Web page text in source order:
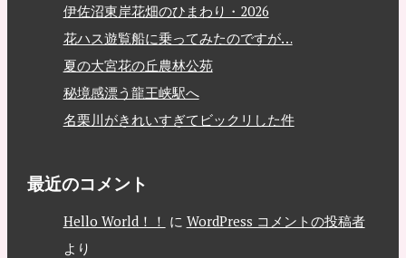
伊佐沼東岸花畑のひまわり・2026
花ハス遊覧船に乗ってみたのですが…
夏の大宮花の丘農林公苑
秘境感漂う龍王峡駅へ
名栗川がきれいすぎてビックリした件
最近のコメント
Hello World！！ に WordPress コメントの投稿者
より